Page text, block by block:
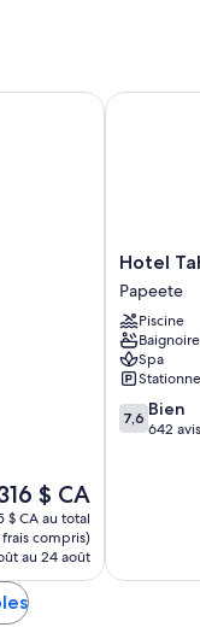
de télévision
et une batterie de
$ CA
$ CA
$ CA au total
compris)
au 24 août
Hotel
Tahiti
Nui
Papeete
Hotel
Papeete
Piscine
Spa
7.6
sur
7,6 Bien
642 avis
Hotel Tahiti